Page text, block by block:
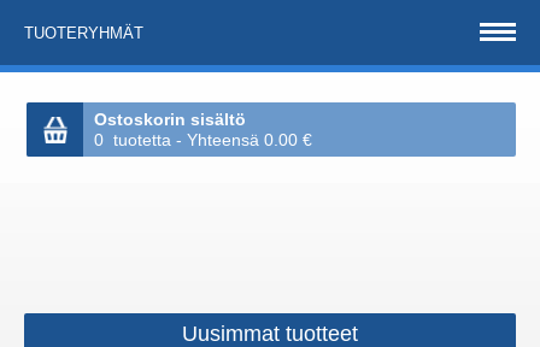
TUOTERYHMÄT
Ostoskorin sisältö
0 tuotetta - Yhteensä 0.00 €
Uusimmat tuotteet